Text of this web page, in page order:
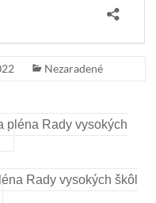
Nezaradené
pléna Rady vysokých
Rady vysokých škôl